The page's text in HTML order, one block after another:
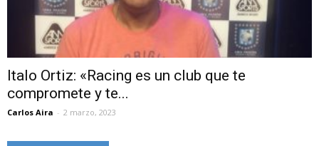
Italo Ortiz: «Racing es un club que te
compromete y te...
Carlos Aira - 2 marzo, 2023